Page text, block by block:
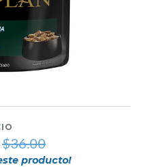
$36.00
producto!